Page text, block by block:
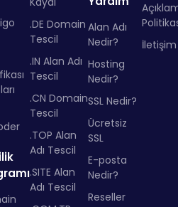
.DE Domain
Tescil
.IN Alan Adı
Tescil
.CN Domain
Tescil
.TOP Alan
Adı Tescil
.SITE Alan
Adı Tescil
Alan Adı
Nedir?
Hosting
Nedir?
SSL Nedir?
Ücretsiz
SSL
E-posta
Nedir?
Reseller
İletişim